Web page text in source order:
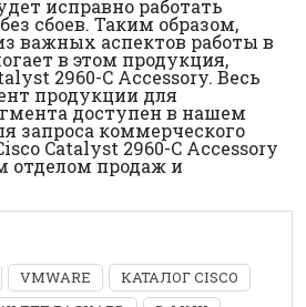
исправно работать
сбоев. Таким образом,
важных аспектов работы в
в этом продукция,
2960-C Accessory. Весь
продукции для
доступен в нашем
запроса коммерческого
Catalyst 2960-C Accessory
отделом продаж и
VMWARE
КАТАЛОГ CISCO